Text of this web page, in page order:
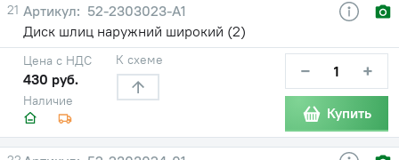
21
52-2303023-А1
Диск шлиц наружний широкий (2)
Наличие
Цена с НДС
430 руб.
К схеме − +
Купить